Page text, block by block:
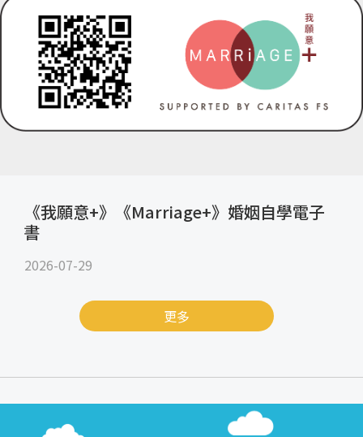
《我願意+》《Marriage+》婚姻自學電子
書
2026-07-29
更多